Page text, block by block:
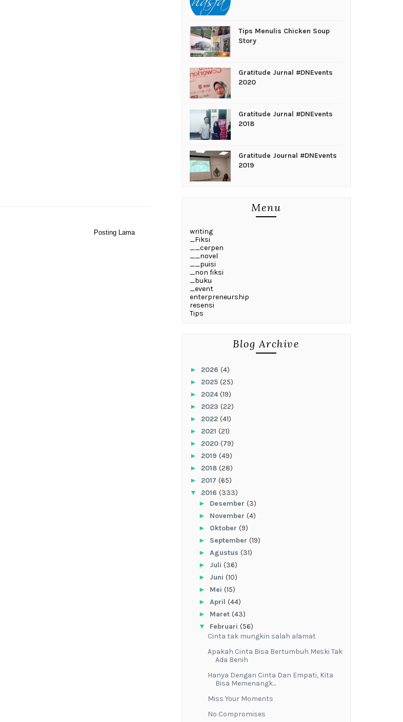
Posting Lama
Tips Menulis Chicken Soup
Story
Gratitude Jurnal #DNEvents
2020
Gratitude Jurnal #DNEvents
2018
Gratitude Journal #DNEvents
2019
Menu
writing
_Fiksi
__cerpen
__novel
__puisi
_non fiksi
_buku
_event
enterpreneurship
resensi
Tips
Blog Archive
► 2026 (4)
► 2025 (25)
► 2024(19)
► 2023 (22)
► 2022 (41)
► 2021 (21)
► 2020 (79)
► 2019 (49)
► 2018 (28)
► 2017 (65)
▼ 2016 (333)
► Desember (3)
► November (4)
► Oktober (9)
► September (19)
► Agustus (31)
► Juli (36)
► Juni (10)
► Mei (15)
► April (44)
► Maret (43)
▼ Februari (56)
Cinta tak mungkin salah alamat
Apakah Cinta Bisa Bertumbuh Meski Tak
Ada Benih
Hanya Dengan Cinta Dan Empati, Kita
Bisa Memenangk...
Miss Your Moments
No Compromises